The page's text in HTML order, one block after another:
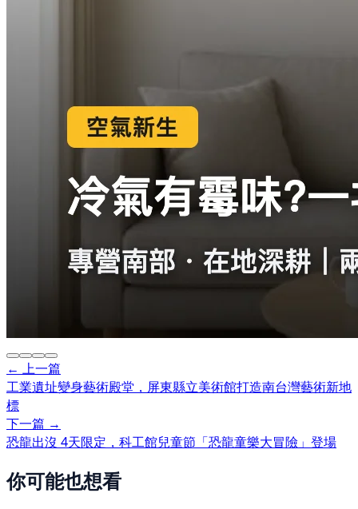
← 上一篇
工業遺址變身藝術殿堂，屏東縣立美術館打造南台灣藝術新地
標
下一篇 →
恐龍出沒 4天限定，科工館兒童節「恐龍童樂大冒險」登場
你可能也想看